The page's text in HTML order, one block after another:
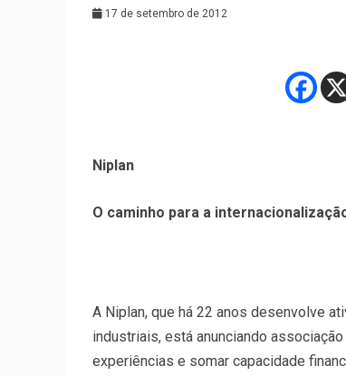
17 de setembro de 2012
Niplan
O caminho para a
A Niplan, que há 22 anos desenvolve
industriais, está anunciando
experiências e somar capacidade